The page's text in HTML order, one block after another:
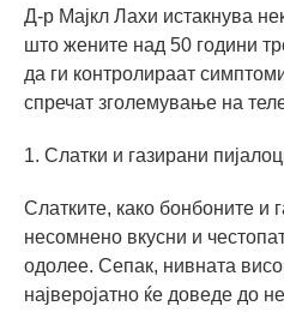
Д-р Мајкл Лахи истакнува
што жените над 50 години
да ги контролираат
спречат зголемување на
1. Слатки и газирани
Слатките, како бонбоните и
несомнено вкусни и
одолее. Сепак, нивната
најверојатно ќе доведе до